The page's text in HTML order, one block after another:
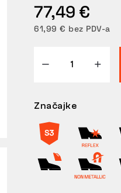
77,49 €
61,99 € bez PDV-a
Značajke